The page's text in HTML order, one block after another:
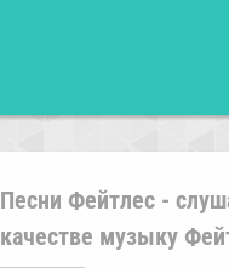
Песни Фейтлес -
качестве музыку